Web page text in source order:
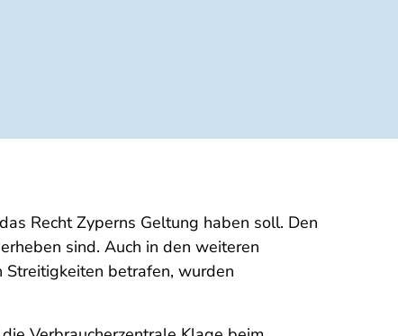
Recht Zyperns Geltung haben soll. Den
sind. Auch in den weiteren
Streitigkeiten betrafen, wurden